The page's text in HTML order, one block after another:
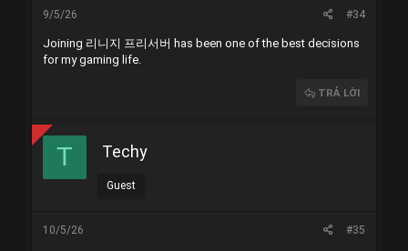
9/5/26 #34
Joining 리니지 프리서버 has been one of the best decisions
for my gaming life.
TRẢ LỜI
T Techy
Guest
10/5/26 #35